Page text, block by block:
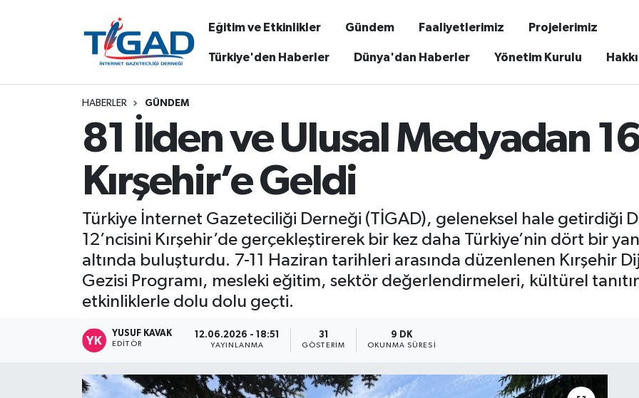
Eğitim ve Etkinlikler Gündem Faaliyetlerimiz Projelerimiz
Türkiye'den Haberler Dünya'dan Haberler Yönetim Kurulu
HABERLER GÜNDEM
81 İlden ve Ulusal Medyadan
Kırşehir’e Geldi
Türkiye İnternet Gazeteciliği Derneği (TİGAD), geleneksel hale getirdiği
12’ncisini Kırşehir’de gerçekleştirerek bir kez daha Türkiye’nin dört bir
altında buluşturdu. 7-11 Haziran tarihleri arasında düzenlenen Kırşehir
Gezisi Programı, mesleki eğitim, sektör değerlendirmeleri, kültürel
etkinliklerle dolu dolu geçti.
YUSUF KAVAK
EDITÖR
12.06.2026 - 18:51
YAYINLANMA
31
GÖSTERIM
9 DK
OKUNMA SÜRESI
Nöbetçi Eczaneler
Namaz Vakitleri
Trafik Durumu
Puan Durumu ve Fikstür
Tüm Manşetler
Son Dakika Haberleri
Haber Arşivi